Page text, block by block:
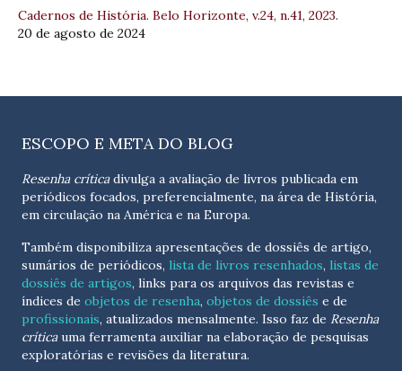
Cadernos de História. Belo Horizonte, v.24, n.41, 2023.
20 de agosto de 2024
ESCOPO E META DO BLOG
Resenha críticadivulga a avaliação de livros publicada em
periódicos focados, preferencialmente, na área de História,
em circulação na América e na Europa.
Também disponibiliza apresentações de dossiês de artigo,
sumários de periódicos, lista de livros resenhados, listas de
dossiês de artigos, links para os arquivos das revistas e
índices de objetos de resenha, objetos de dossiês e de
profissionais, atualizados mensalmente. Isso faz de Resenha
críticauma ferramenta auxiliar na elaboração de pesquisas
exploratórias e revisões da literatura.